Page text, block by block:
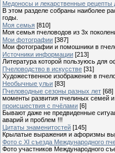
Медоносы и лекарственные рецепты
В этом разделе собраны наиболее
годы.
Моя семья [810]
Моя семья пчеловодов из 3х
Мои фотографии [387]
Мои фотографии и помошники в
Источники информации [213]
Литература которой пользуюсь для
Пчеловодство в искусстве [31]
Художественное изображение в
Необычные ульи [83]
Пчеловодные сезоны разных лет [68]
моменты развития пчелиных семей
происшествия с пчёлами [6]
Бывают даже не предвиденные
аварий и проблем !!!
Цитаты знаменитостей [145]
Крылатые выражения и афоризмы
Фото с XI съезда Международного
Фото участников Международного